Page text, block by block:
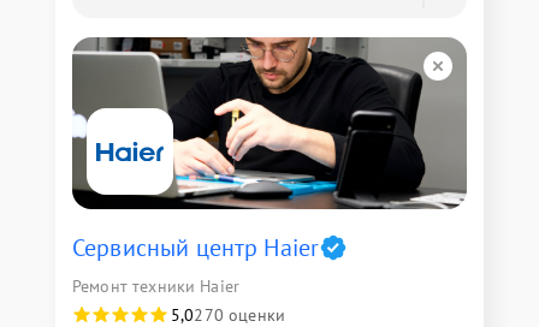
Сервисный центр Haier
Ремонт техники Haier
5,0270 оценки